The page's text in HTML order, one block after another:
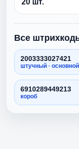
Все
2003333027421
штучный · основной
6910289449213
короб